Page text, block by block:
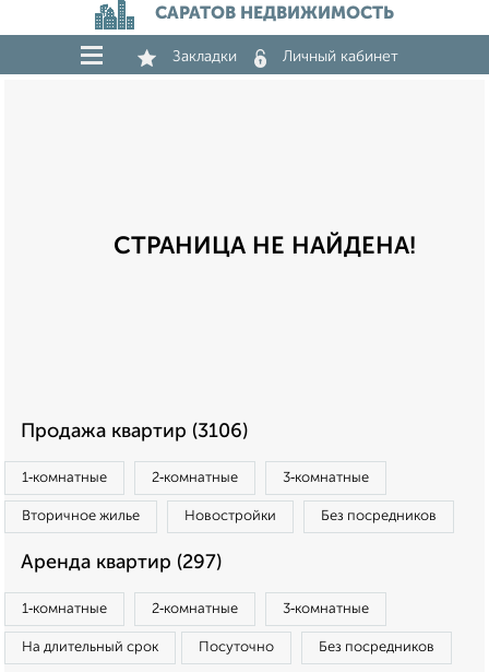
САРАТОВ НЕДВИЖИМОСТЬ
Закладки Личный кабинет
СТРАНИЦА НЕ НАЙДЕНА!
Продажа квартир (3106)
1‑комнатные 2‑комнатные 3‑комнатные
Вторичное жилье Новостройки Без посредников
Аренда квартир (297)
1‑комнатные 2‑комнатные 3‑комнатные
На длительный срок Посуточно Без посредников